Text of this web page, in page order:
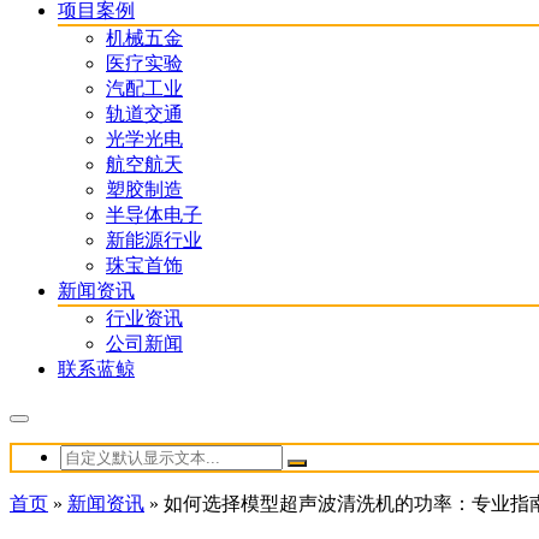
项目案例
机械五金
医疗实验
汽配工业
轨道交通
光学光电
航空航天
塑胶制造
半导体电子
新能源行业
珠宝首饰
新闻资讯
行业资讯
公司新闻
联系蓝鲸
首页 » 新闻资讯 » 如何选择模型超声波清洗机的功率：专业指